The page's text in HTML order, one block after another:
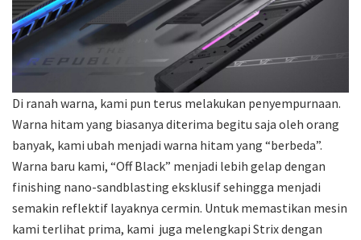
Di ranah warna, kami pun terus melakukan penyempurnaan.
Warna hitam yang biasanya diterima begitu saja oleh orang
banyak, kami ubah menjadi warna hitam yang “berbeda”.
Warna baru kami, “Off Black” menjadi lebih gelap dengan
finishing nano-sandblasting eksklusif sehingga menjadi
semakin reflektif layaknya cermin. Untuk memastikan mesin
kami terlihat prima, kami juga melengkapi Strix dengan